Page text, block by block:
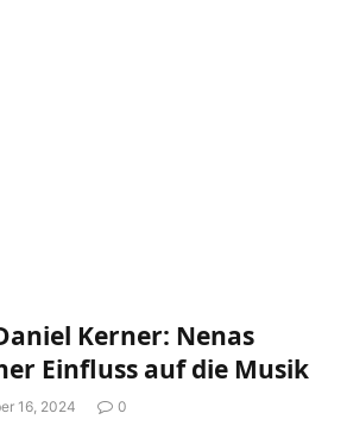
Kerner: Nenas
Einfluss auf die Musik
16, 2024 0